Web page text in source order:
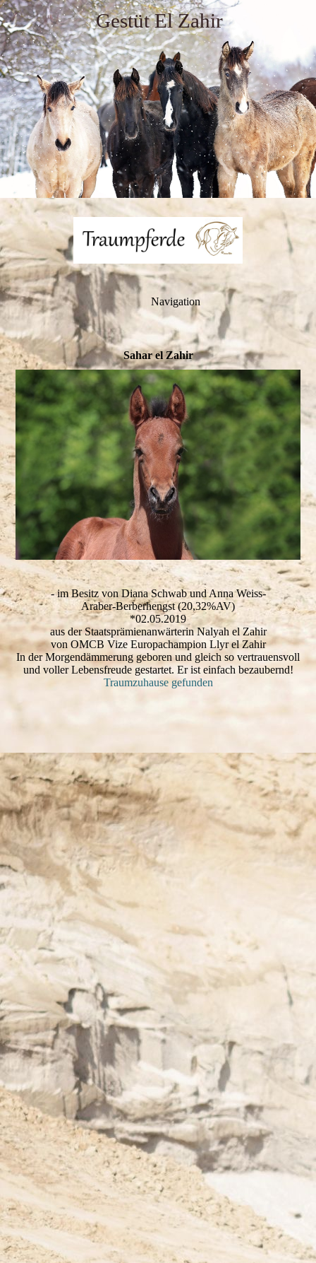
Gestüt El Zahir
Navigation
Sahar el Zahir
- im Besitz von Diana Schwab und Anna Weiss-
Araber-Berberhengst (20,32%AV)
*02.05.2019
aus der Staatsprämienanwärterin Nalyah el Zahir
von OMCB Vize Europachampion Llyr el Zahir
In der Morgendämmerung geboren und gleich so vertrauensvoll
und voller Lebensfreude gestartet. Er ist einfach bezaubernd!
Traumzuhause gefunden